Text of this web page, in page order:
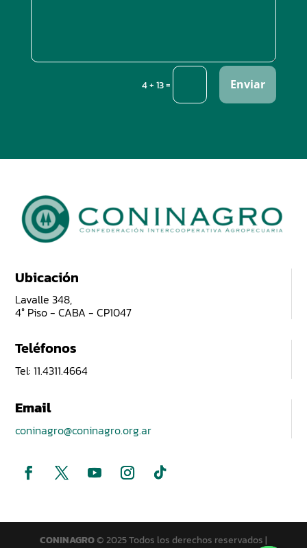
4 + 13= Enviar
Ubicación
Lavalle 348,
4° Piso - CABA - CP1047
Teléfonos
Tel: 11.4311.4664
Email
coninagro@coninagro.org.ar
CONINAGRO© 2025 Todos los derechos reservados |